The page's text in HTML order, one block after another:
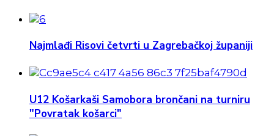
Najmlađi Risovi četvrti u Zagrebačkoj županiji
U12 Košarkaši Samobora brončani na turniru
"Povratak košarci"